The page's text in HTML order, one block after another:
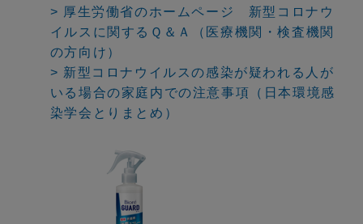
> 厚生労働省のホームページ 新型コロナウ
イルスに関するＱ＆Ａ（医療機関・検査機関
の方向け）
> 新型コロナウイルスの感染が疑われる人が
いる場合の家庭内での注意事項（日本環境感
染学会とりまとめ）